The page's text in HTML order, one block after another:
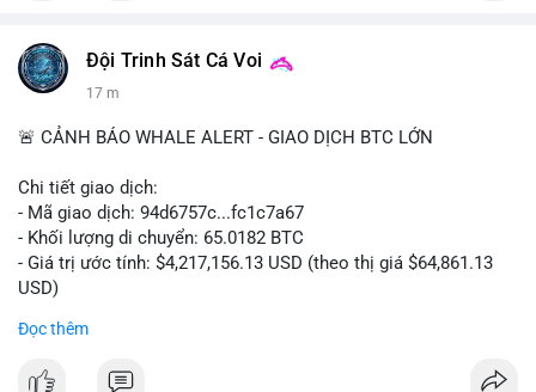
Đội Trinh Sát Cá Voi
17 m
🚨 CẢNH BÁO WHALE ALERT - GIAO DỊCH BTC LỚN
Chi tiết giao dịch:
- Mã giao dịch: 94d6757c...fc1c7a67
- Khối lượng di chuyển: 65.0182 BTC
- Giá trị ước tính: $4,217,156.13 USD (theo thị giá $64,861.13
USD)
Đọc thêm